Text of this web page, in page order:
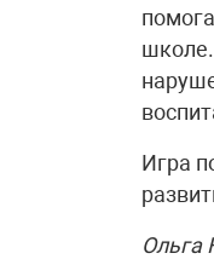
Игра
Ольга